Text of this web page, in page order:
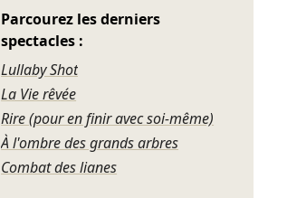
Parcourez les derniers
spectacles :
Lullaby Shot
La Vie rêvée
Rire (pour en finir avec soi-même)
À l'ombre des grands arbres
Combat des lianes